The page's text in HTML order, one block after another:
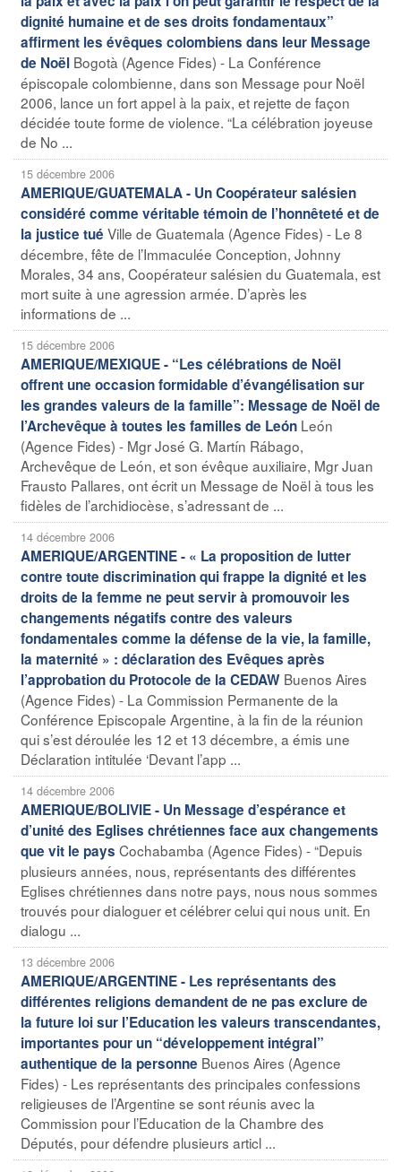
dignité humaine et de ses droits fondamentaux”
affirment les évêques colombiens dans leur Message
de Noël Bogotà (Agence Fides) - La Conférence
épiscopale colombienne, dans son Message pour Noël
2006, lance un fort appel à la paix, et rejette de façon
décidée toute forme de violence. “La célébration joyeuse
de No ...
15 décembre 2006
AMERIQUE/GUATEMALA - Un Coopérateur salésien
considéré comme véritable témoin de l’honnêteté et de
la justice tué Ville de Guatemala (Agence Fides) - Le 8
décembre, fête de l’Immaculée Conception, Johnny
Morales, 34 ans, Coopérateur salésien du Guatemala, est
mort suite à une agression armée. D’après les
informations de ...
15 décembre 2006
AMERIQUE/MEXIQUE - “Les célébrations de Noël
offrent une occasion formidable d’évangélisation sur
les grandes valeurs de la famille”: Message de Noël de
l’Archevêque à toutes les familles de León León
(Agence Fides) - Mgr José G. Martín Rábago,
Archevêque de León, et son évêque auxiliaire, Mgr Juan
Frausto Pallares, ont écrit un Message de Noël à tous les
fidèles de l’archidiocèse, s’adressant de ...
14 décembre 2006
AMERIQUE/ARGENTINE - « La proposition de lutter
contre toute discrimination qui frappe la dignité et les
droits de la femme ne peut servir à promouvoir les
changements négatifs contre des valeurs
fondamentales comme la défense de la vie, la famille,
la maternité » : déclaration des Evêques après
l’approbation du Protocole de la CEDAW Buenos Aires
(Agence Fides) - La Commission Permanente de la
Conférence Episcopale Argentine, à la fin de la réunion
qui s’est déroulée les 12 et 13 décembre, a émis une
Déclaration intitulée ‘Devant l’app ...
14 décembre 2006
AMERIQUE/BOLIVIE - Un Message d’espérance et
d’unité des Eglises chrétiennes face aux changements
que vit le pays Cochabamba (Agence Fides) - “Depuis
plusieurs années, nous, représentants des différentes
Eglises chrétiennes dans notre pays, nous nous sommes
trouvés pour dialoguer et célébrer celui qui nous unit. En
dialogu ...
13 décembre 2006
AMERIQUE/ARGENTINE - Les représentants des
différentes religions demandent de ne pas exclure de
la future loi sur l’Education les valeurs transcendantes,
importantes pour un “développement intégral”
authentique de la personne Buenos Aires (Agence
Fides) - Les représentants des principales confessions
religieuses de l’Argentine se sont réunis avec la
Commission pour l’Education de la Chambre des
Députés, pour défendre plusieurs articl ...